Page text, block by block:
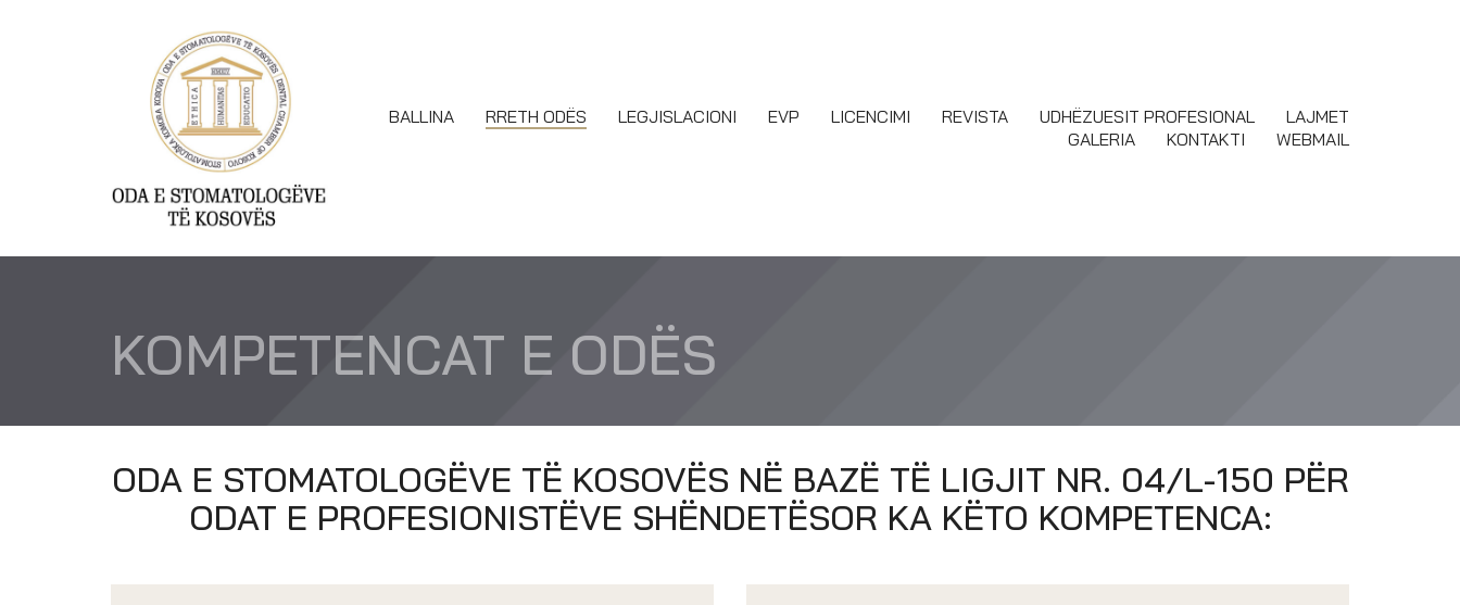
BALLINA RRETH ODËS LEGJISLACIONI EVP LICENCIMI REVISTA UDHËZUESIT PROFESIONAL
LAJMET
GALERIA
KONTAKTI WEBMAIL
KOMPETENCAT E ODËS
ODA E STOMATOLOGËVE TË KOSOVËS NË BAZË TË LIGJIT NR. 04/L-150 PËR
ODAT E PROFESIONISTËVE SHËNDETËSOR KA KËTO KOMPETENCA: